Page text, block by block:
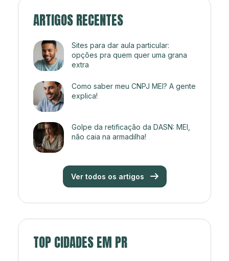
ARTIGOS RECENTES
Sites para dar aula particular:
opções pra quem quer uma grana
extra
Como saber meu CNPJ MEI? A gente
explica!
Golpe da retificação da DASN: MEI,
não caia na armadilha!
Ver todos os artigos
TOP CIDADES EM PR